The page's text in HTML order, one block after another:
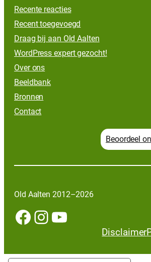
Recente reacties
Recent toegevoegd
Draag bij aan Old Aalten
WordPress expert gezocht!
Over ons
Beeldbank
Bronnen
Contact
Beoordeel
Old Aalten 2012–2026
Facebook InstagramYouTube
Disclaimer